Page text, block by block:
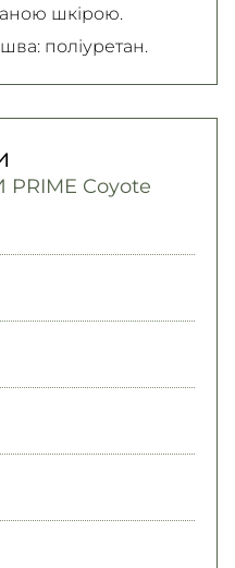
шкірою.
поліуретан.
Coyote